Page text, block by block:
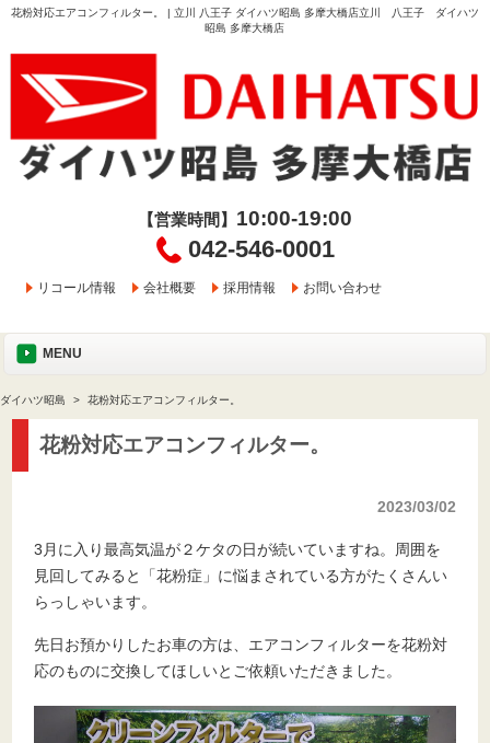
花粉対応エアコンフィルター。 | 立川 八王子 ダイハツ昭島 多摩大橋店立川 八王子 ダイハツ
昭島 多摩大橋店
【営業時間】 10:00-19:00
042-546-0001
リコール情報 会社概要 採用情報 お問い合わせ
MENU
ダイハツ昭島 花粉対応エアコンフィルター。
花粉対応エアコンフィルター。
2023/03/02
3月に入り最高気温が２ケタの日が続いていますね。周囲を
見回してみると「花粉症」に悩まされている方がたくさんい
らっしゃいます。
先日お預かりしたお車の方は、エアコンフィルターを花粉対
応のものに交換してほしいとご依頼いただきました。